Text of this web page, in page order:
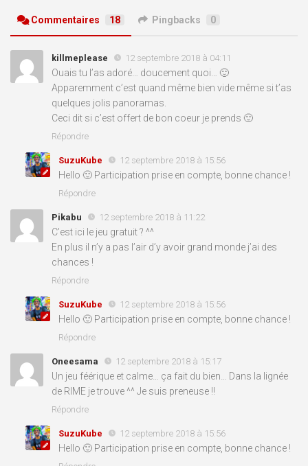
Commentaires 18 Pingbacks 0
killmeplease 12 septembre 2018 à 04:11
Ouais tu l’as adoré… doucement quoi… 🙂
Apparemment c’est quand même bien vide même si t’as
quelques jolis panoramas.
Ceci dit si c’est offert de bon coeur je prends 🙂
Répondre
SuzuKube 12 septembre 2018 à 15:56
Hello 🙂 Participation prise en compte, bonne chance !
Répondre
Pikabu 12 septembre 2018 à 11:22
C’est ici le jeu gratuit ? ^^
En plus il n’y a pas l’air d’y avoir grand monde j’ai des
chances !
Répondre
SuzuKube 12 septembre 2018 à 15:56
Hello 🙂 Participation prise en compte, bonne chance !
Répondre
Oneesama 12 septembre 2018 à 15:17
Un jeu féérique et calme… ça fait du bien… Dans la lignée
de RIME je trouve ^^ Je suis preneuse !!
Répondre
SuzuKube 12 septembre 2018 à 15:56
Hello 🙂 Participation prise en compte, bonne chance !